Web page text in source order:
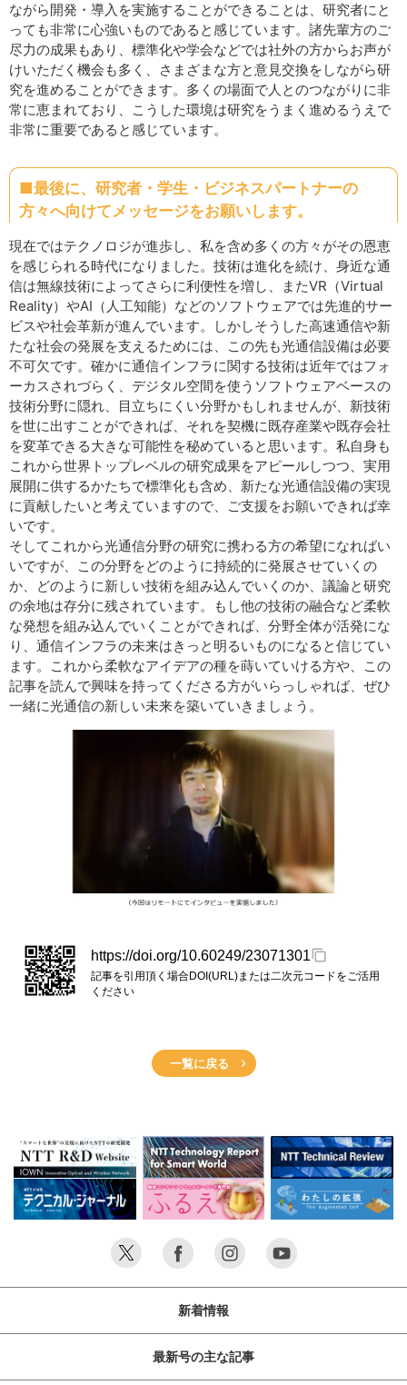
ながら開発・導入を実施することができることは、研究者にと
っても非常に心強いものであると感じています。諸先輩方のご
尽力の成果もあり、標準化や学会などでは社外の方からお声が
けいただく機会も多く、さまざまな方と意見交換をしながら研
究を進めることができます。多くの場面で人とのつながりに非
常に恵まれており、こうした環境は研究をうまく進めるうえで
非常に重要であると感じています。
■最後に、研究者・学生・ビジネスパートナーの
方々へ向けてメッセージをお願いします。
現在ではテクノロジが進歩し、私を含め多くの方々がその恩恵
を感じられる時代になりました。技術は進化を続け、身近な通
信は無線技術によってさらに利便性を増し、またVR（Virtual
Reality）やAI（人工知能）などのソフトウェアでは先進的サー
ビスや社会革新が進んでいます。しかしそうした高速通信や新
たな社会の発展を支えるためには、この先も光通信設備は必要
不可欠です。確かに通信インフラに関する技術は近年ではフォ
ーカスされづらく、デジタル空間を使うソフトウェアベースの
技術分野に隠れ、目立ちにくい分野かもしれませんが、新技術
を世に出すことができれば、それを契機に既存産業や既存会社
を変革できる大きな可能性を秘めていると思います。私自身も
これから世界トップレベルの研究成果をアピールしつつ、実用
展開に供するかたちで標準化も含め、新たな光通信設備の実現
に貢献したいと考えていますので、ご支援をお願いできれば幸
いです。
そしてこれから光通信分野の研究に携わる方の希望になればい
いですが、この分野をどのように持続的に発展させていくの
か、どのように新しい技術を組み込んでいくのか、議論と研究
の余地は存分に残されています。もし他の技術の融合など柔軟
な発想を組み込んでいくことができれば、分野全体が活発にな
り、通信インフラの未来はきっと明るいものになると信じてい
ます。これから柔軟なアイデアの種を蒔いていける方や、この
記事を読んで興味を持ってくださる方がいらっしゃれば、ぜひ
一緒に光通信の新しい未来を築いていきましょう。
https://doi.org/10.60249/23071301
記事を引用頂く場合DOI(URL)または二次元コードをご活用
ください
一覧に戻る
新着情報
最新号の主な記事